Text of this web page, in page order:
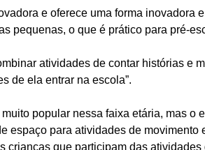
e oferece uma forma inovadora
pequenas, o que é prático para pré-
atividades de contar histórias e
de ela entrar na escola”.
popular nessa faixa etária, mas o
espaço para atividades de movimento
crianças que participam das atividades